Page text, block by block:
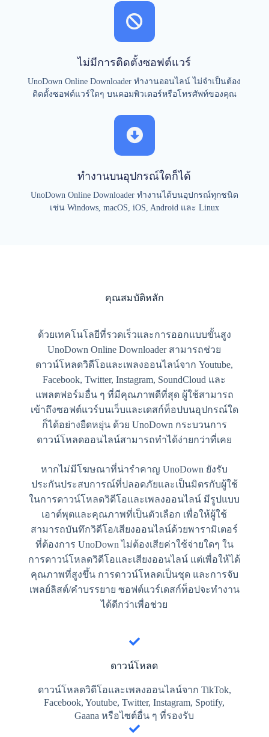
ไม่มีการติดตั้งซอฟต์แวร์
UnoDown Online Downloader ทำงานออนไลน์ ไม่จำเป็นต้อง
ติดตั้งซอฟต์แวร์ใดๆ บนคอมพิวเตอร์หรือโทรศัพท์ของคุณ
ทำงานบนอุปกรณ์ใดก็ได้
UnoDown Online Downloader ทำงานได้บนอุปกรณ์ทุกชนิด
เช่น Windows, macOS, iOS, Android และ Linux
คุณสมบัติหลัก
ด้วยเทคโนโลยีที่รวดเร็วและการออกแบบขั้นสูง
UnoDown Online Downloader สามารถช่วย
ดาวน์โหลดวิดีโอและเพลงออนไลน์จาก Youtube,
Facebook, Twitter, Instagram, SoundCloud และ
แพลตฟอร์มอื่น ๆ ที่มีคุณภาพดีที่สุด ผู้ใช้สามารถ
เข้าถึงซอฟต์แวร์บนเว็บและเดสก์ท็อปบนอุปกรณ์ใด
ก็ได้อย่างยืดหยุ่น ด้วย UnoDown กระบวนการ
ดาวน์โหลดออนไลน์สามารถทำได้ง่ายกว่าที่เคย
หากไม่มีโฆษณาที่น่ารำคาญ UnoDown ยังรับ
ประกันประสบการณ์ที่ปลอดภัยและเป็นมิตรกับผู้ใช้
ในการดาวน์โหลดวิดีโอและเพลงออนไลน์ มีรูปแบบ
เอาต์พุตและคุณภาพที่เป็นตัวเลือก เพื่อให้ผู้ใช้
สามารถบันทึกวิดีโอ/เสียงออนไลน์ด้วยพารามิเตอร์
ที่ต้องการ UnoDown ไม่ต้องเสียค่าใช้จ่ายใดๆ ใน
การดาวน์โหลดวิดีโอและเสียงออนไลน์ แต่เพื่อให้ได้
คุณภาพที่สูงขึ้น การดาวน์โหลดเป็นชุด และการจับ
เพลย์ลิสต์/คำบรรยาย ซอฟต์แวร์เดสก์ท็อปจะทำงาน
ได้ดีกว่าเพื่อช่วย
ดาวน์โหลด
ดาวน์โหลดวิดีโอและเพลงออนไลน์จาก TikTok,
Facebook, Youtube, Twitter, Instagram, Spotify,
Gaana หรือไซต์อื่น ๆ ที่รองรับ